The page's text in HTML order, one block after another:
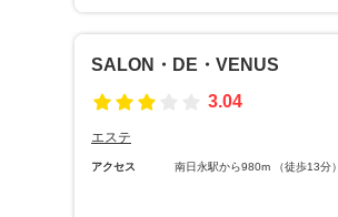
SALON・DE・VENUS
3.04
エステ
アクセス 南日永駅から980m （徒歩13分）